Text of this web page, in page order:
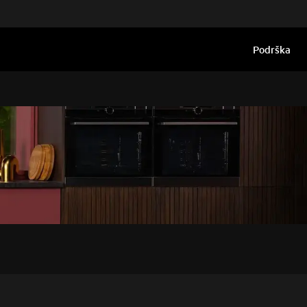
Podrška